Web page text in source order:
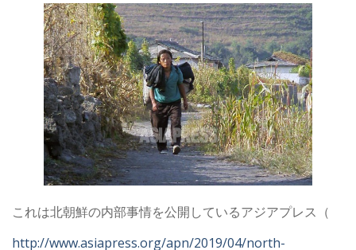
これは北朝鮮の内部事情を公開しているアジアプレス（
http://www.asiapress.org/apn/2019/04/north-